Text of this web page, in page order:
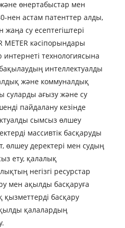
өнертабыстар мен
нен астам патенттер алды,
су есептегіштері
METER кәсіпорындары
интернеті технологиясына
интеллектуалды
және коммуналдық
суларды ағызу және су
пайдалану кезінде
сымсыз өлшеу
массивтік басқаруды
өлшеу деректері мен судың
ету, қалалық
негізгі ресурстар
мен ақылды басқаруға
басқару
қалалардың